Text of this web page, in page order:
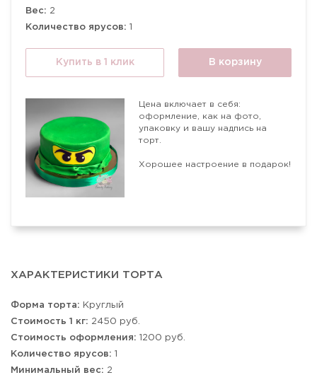
Вес: 2
Количество ярусов: 1
Купить в 1 клик В корзину
Цена включает в себя:
оформление, как на фото,
упаковку и вашу надпись на
торт.
Хорошее настроение в подарок!
ХАРАКТЕРИСТИКИ ТОРТА
Форма торта: Круглый
Стоимость 1 кг: 2450 руб.
Стоимость оформления: 1200 руб.
Количество ярусов: 1
Минимальный вес: 2